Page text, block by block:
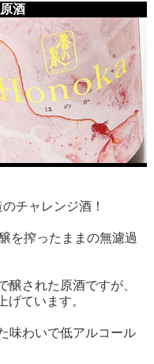
酒
チャレンジ酒！
を搾ったままの無濾過
醸された原酒ですが、
げています。
味わいで低アルコール